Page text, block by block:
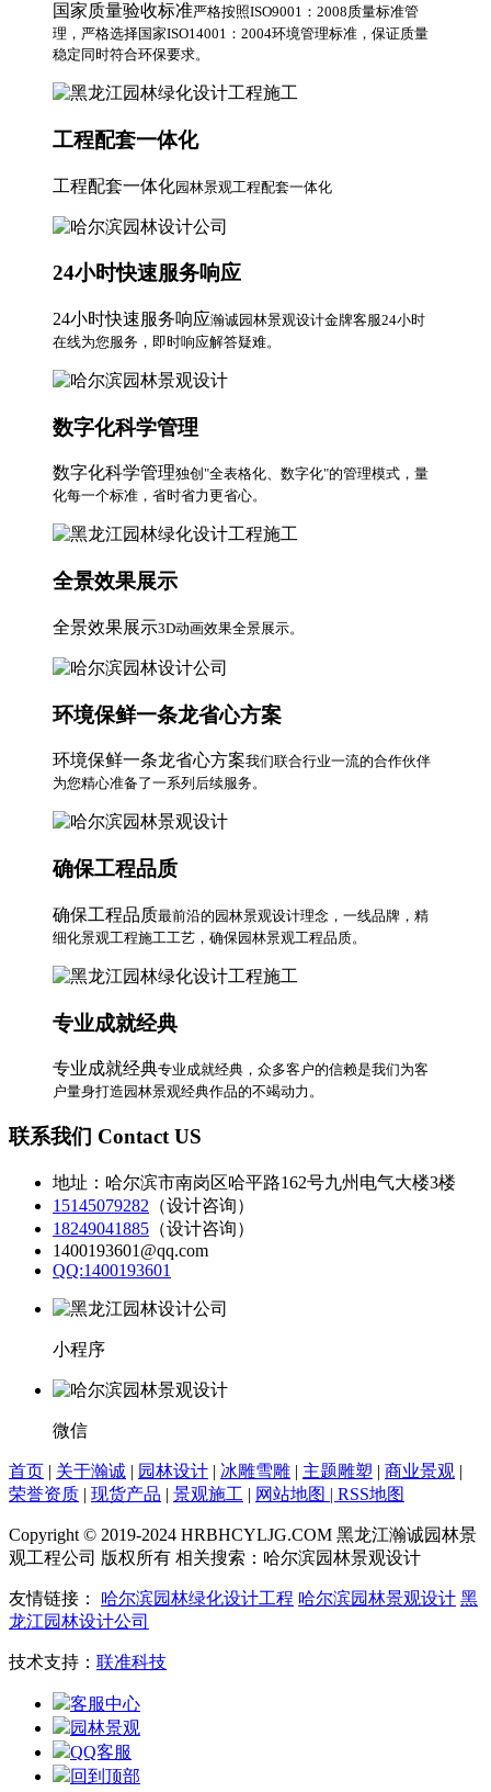
国家质量验收标准严格按照ISO9001：2008质量标准管
理，严格选择国家ISO14001：2004环境管理标准，保证质量
稳定同时符合环保要求。
工程配套一体化
工程配套一体化园林景观工程配套一体化
24小时快速服务响应
24小时快速服务响应瀚诚园林景观设计金牌客服24小时
在线为您服务，即时响应解答疑难。
数字化科学管理
数字化科学管理独创"全表格化、数字化"的管理模式，量
化每一个标准，省时省力更省心。
全景效果展示
全景效果展示3D动画效果全景展示。
环境保鲜一条龙省心方案
环境保鲜一条龙省心方案我们联合行业一流的合作伙伴
为您精心准备了一系列后续服务。
确保工程品质
确保工程品质最前沿的园林景观设计理念，一线品牌，精
细化景观工程施工工艺，确保园林景观工程品质。
专业成就经典
专业成就经典专业成就经典，众多客户的信赖是我们为客
户量身打造园林景观经典作品的不竭动力。
联系我们 Contact US
地址：哈尔滨市南岗区哈平路162号九州电气大楼3楼
15145079282 （设计咨询）
18249041885 （设计咨询）
1400193601@qq.com
QQ:1400193601
小程序
微信
首页 | 关于瀚诚 | 园林设计 | 冰雕雪雕 | 主题雕塑 | 商业景观 |
荣誉资质 | 现货产品 | 景观施工 | 网站地图 | RSS地图
Copyright © 2019-2024 HRBHCYLJG.COM 黑龙江瀚诚园林景
观工程公司 版权所有 相关搜索：哈尔滨园林景观设计
友情链接： 哈尔滨园林绿化设计工程 哈尔滨园林景观设计 黑
龙江园林设计公司
技术支持： 联准科技
客服中心
园林景观
QQ客服
回到顶部